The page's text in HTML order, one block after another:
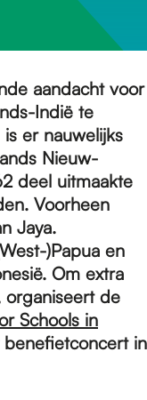
aandacht voor
Indië te
er nauwelijks
Nieuw-
deel uitmaakte
Voorheen
Jaya.
)Papua en
Om extra
organiseert de
Schools in
in